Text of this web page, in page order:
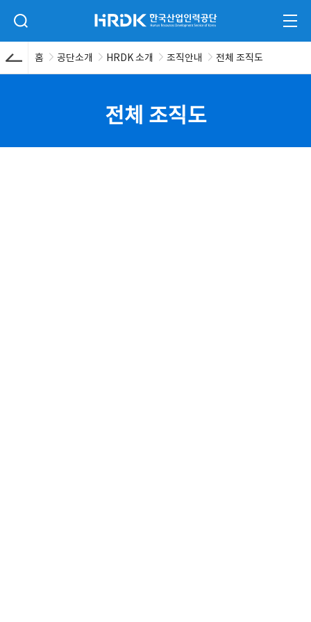
검색 입력폼 열기 HRDK 한국산업인력공단 전체
홈 공단소개 HRDK 소개 조직안내 전체 조직도
전체 조직도